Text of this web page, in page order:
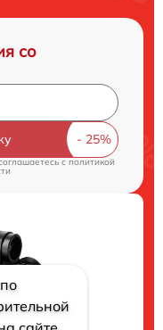
со
cполитикой